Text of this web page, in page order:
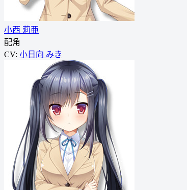
小西 莉亜
配角
CV: 小日向 みき